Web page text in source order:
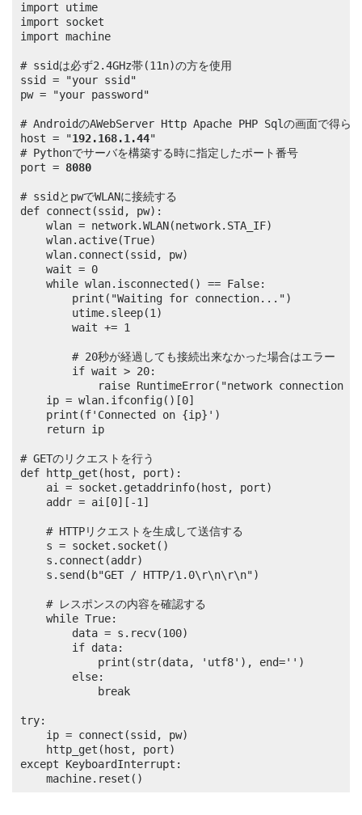
import utime
import socket
import machine
# ssidは必ず2.4GHz帯(11n)の方を使用
ssid = "your ssid"
pw = "your password"
# AndroidのAWebServer Http Apache PHP Sqlの画面で得られ
host = "192.168.1.44"
# Pythonでサーバを構築する時に指定したポート番号
port = 8080
# ssidとpwでWLANに接続する
def connect(ssid, pw):
# GETのリクエストを行う
def http_get(host, port):
try:
except KeyboardInterrupt:
	machine.reset()